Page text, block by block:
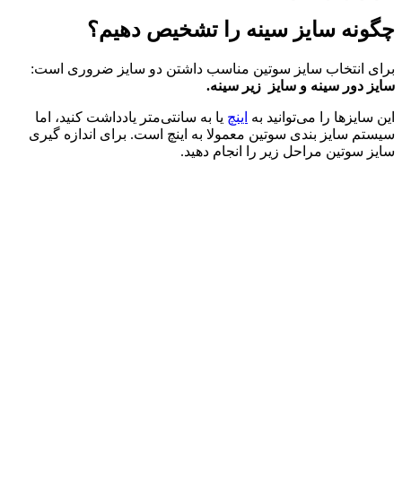
چگونه سایز سینه را تشخیص دهیم؟
برای انتخاب سایز سوتین مناسب داشتن دو سایز ضروری است:
سایز دور سینه و سایز زیر سینه.
این سایزها را می‌توانید به اینچ یا به سانتی‌متر یادداشت کنید، اما
سیستم سایز بندی سوتین معمولا به اینچ است. برای اندازه گیری
سایز سوتین مراحل زیر را انجام دهید.